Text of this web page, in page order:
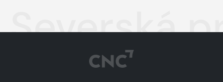
Severská